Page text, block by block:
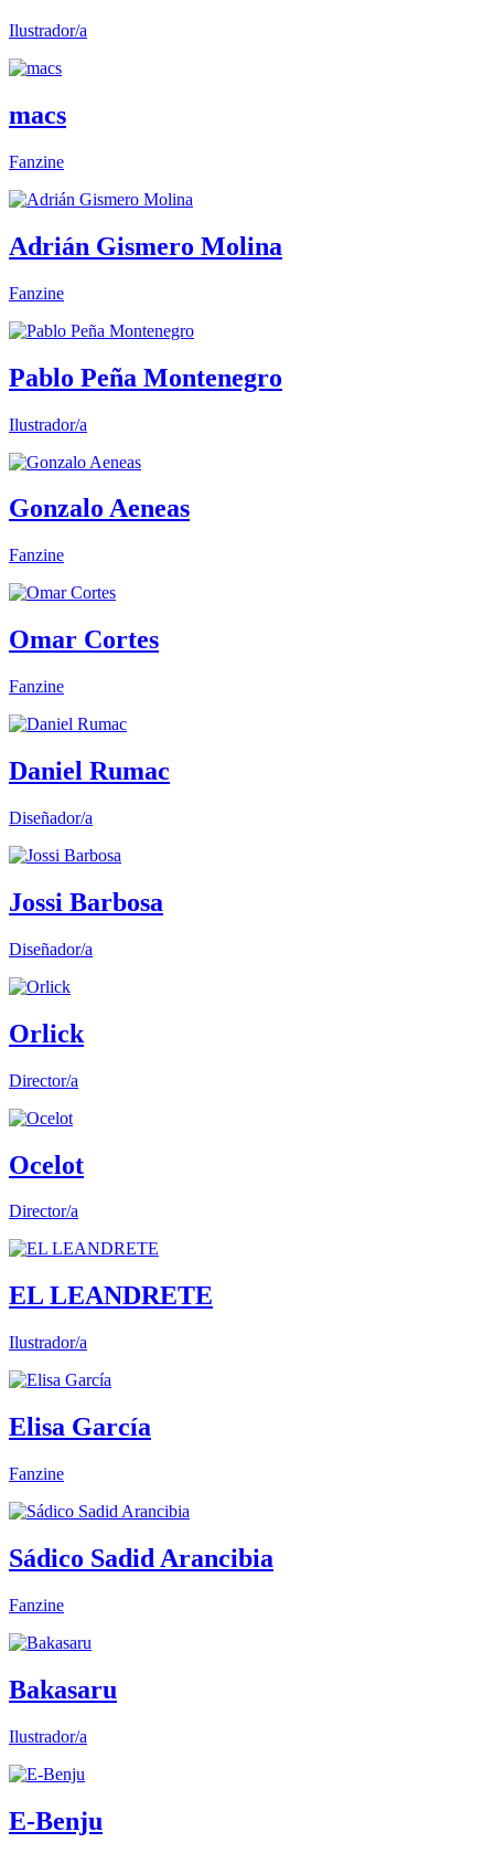
Ilustrador/a
macs
Fanzine
Adrián Gismero Molina
Fanzine
Pablo Peña Montenegro
Ilustrador/a
Gonzalo Aeneas
Fanzine
Omar Cortes
Fanzine
Daniel Rumac
Diseñador/a
Jossi Barbosa
Diseñador/a
Orlick
Director/a
Ocelot
Director/a
EL LEANDRETE
Ilustrador/a
Elisa García
Fanzine
Sádico Sadid Arancibia
Fanzine
Bakasaru
Ilustrador/a
E-Benju